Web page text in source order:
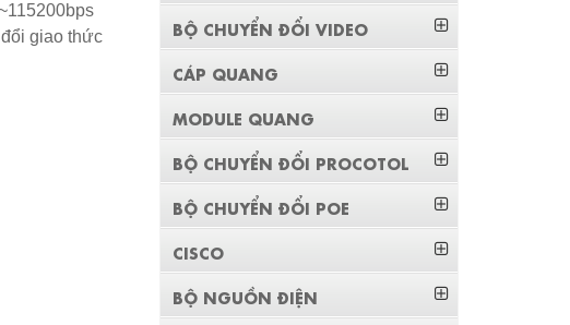
giao thức
BỘ CHUYỂN ĐỔI VIDEO
CÁP QUANG
MODULE QUANG
BỘ CHUYỂN ĐỔI PROCOTOL
BỘ CHUYỂN ĐỔI POE
CISCO
BỘ NGUỒN ĐIỆN